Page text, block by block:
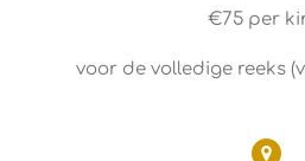
€75 per
voor de volledige reeks